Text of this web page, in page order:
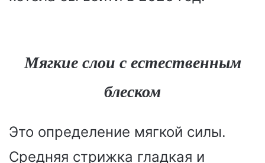
Мягкие слои с естественным
блеском
Это определение мягкой силы.
Средняя стрижка гладкая и